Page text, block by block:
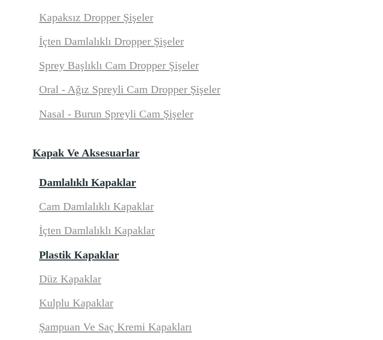
Kapaksız Dropper Şişeler
İçten Damlalıklı Dropper Şişeler
Sprey Başlıklı Cam Dropper Şişeler
Oral - Ağız Spreyli Cam Dropper Şişeler
Nasal - Burun Spreyli Cam Şişeler
Kapak Ve Aksesuarlar
Damlalıklı Kapaklar
Cam Damlalıklı Kapaklar
İçten Damlalıklı Kapaklar
Plastik Kapaklar
Düz Kapaklar
Kulplu Kapaklar
Şampuan Ve Saç Kremi Kapakları